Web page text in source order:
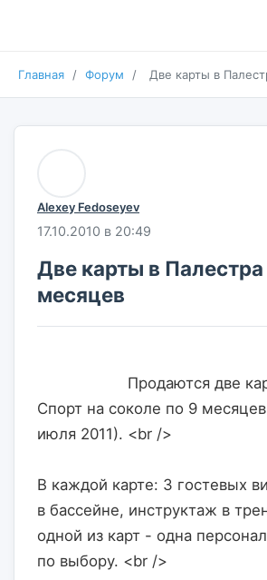
Главная / Форум / Две карты в
Alexey Fedoseyev
17.10.2010 в 20:49
Две карты в
месяцев
Спорт на соколе по 9
июля 2011). <br />
В каждой карте: 3 гостевых
в бассейне, инструктаж в
одной из карт - одна
по выбору. <br />